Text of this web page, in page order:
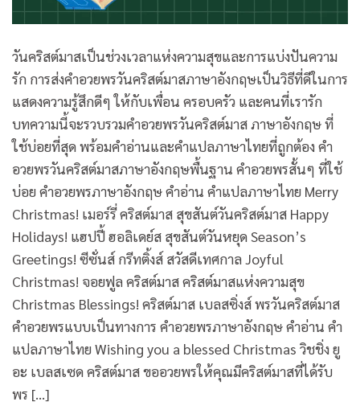
วันคริสต์มาสเป็นช่วงเวลาแห่งความสุขและการแบ่งปันความ
รัก การส่งคำอวยพรวันคริสต์มาสภาษาอังกฤษเป็นวิธีที่ดีในการ
แสดงความรู้สึกดีๆ ให้กับเพื่อน ครอบครัว และคนที่เรารัก
บทความนี้จะรวบรวมคําอวยพรวันคริสต์มาส ภาษาอังกฤษ ที่
ใช้บ่อยที่สุด พร้อมคำอ่านและคำแปลภาษาไทยที่ถูกต้อง คำ
อวยพรวันคริสต์มาสภาษาอังกฤษพื้นฐาน คำอวยพรสั้นๆ ที่ใช้
บ่อย คำอวยพรภาษาอังกฤษ คำอ่าน คำแปลภาษาไทย Merry
Christmas! เมอร์รี่ คริสต์มาส สุขสันต์วันคริสต์มาส Happy
Holidays! แฮปปี้ ฮอลิเดย์ส สุขสันต์วันหยุด Season’s
Greetings! ซีซั่นส์ กรีทติ้งส์ สวัสดีเทศกาล Joyful
Christmas! จอยฟูล คริสต์มาส คริสต์มาสแห่งความสุข
Christmas Blessings! คริสต์มาส เบลสซิ่งส์ พรวันคริสต์มาส
คำอวยพรแบบเป็นทางการ คำอวยพรภาษาอังกฤษ คำอ่าน คำ
แปลภาษาไทย Wishing you a blessed Christmas วิชชิ่ง ยู
อะ เบลสเซด คริสต์มาส ขออวยพรให้คุณมีคริสต์มาสที่ได้รับ
พร […]